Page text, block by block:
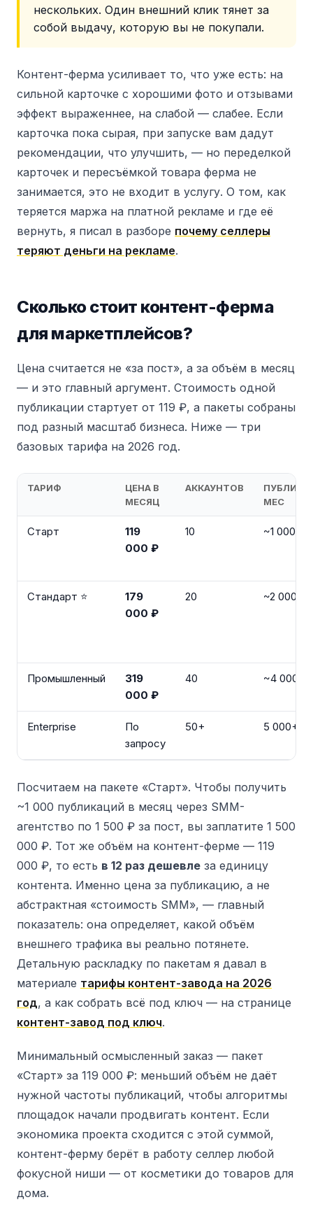
нескольких. Один внешний клик тянет за
собой выдачу, которую вы не покупали.
Контент-ферма усиливает то, что уже есть: на
сильной карточке с хорошими фото и отзывами
эффект выраженнее, на слабой — слабее. Если
карточка пока сырая, при запуске вам дадут
рекомендации, что улучшить, — но переделкой
карточек и пересъёмкой товара ферма не
занимается, это не входит в услугу. О том, как
теряется маржа на платной рекламе и где её
вернуть, я писал в разборе почему селлеры
теряют деньги на рекламе.
Сколько стоит контент-ферма
для маркетплейсов?
Цена считается не «за пост», а за объём в месяц
— и это главный аргумент. Стоимость одной
публикации стартует от 119 ₽, а пакеты собраны
под разный масштаб бизнеса. Ниже — три
базовых тарифа на 2026 год.
ТАРИФ
ЦЕНА В
МЕСЯЦ
АККАУНТОВ
МЕС
Старт
119
000 ₽
10 ~1 000
Стандарт ⭐
179
000 ₽
20 ~2 000
Промышленный
319
000 ₽
40 ~4 000
Enterprise
По
запросу
50+ 5 000+
Посчитаем на пакете «Старт». Чтобы получить
~1 000 публикаций в месяц через SMM-
агентство по 1 500 ₽ за пост, вы заплатите 1 500
000 ₽. Тот же объём на контент-ферме — 119
000 ₽, то есть в 12 раз дешевле за единицу
контента. Именно цена за публикацию, а не
абстрактная «стоимость SMM», — главный
показатель: она определяет, какой объём
внешнего трафика вы реально потянете.
Детальную раскладку по пакетам я давал в
материале тарифы контент-завода на 2026
год, а как собрать всё под ключ — на странице
контент-завод под ключ.
Минимальный осмысленный заказ — пакет
«Старт» за 119 000 ₽: меньший объём не даёт
нужной частоты публикаций, чтобы алгоритмы
площадок начали продвигать контент. Если
экономика проекта сходится с этой суммой,
контент-ферму берёт в работу селлер любой
фокусной ниши — от косметики до товаров для
дома.